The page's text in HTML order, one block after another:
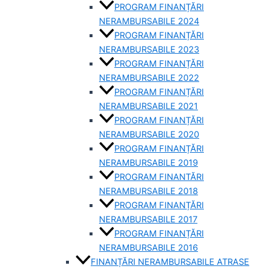
PROGRAM FINANȚĂRI
NERAMBURSABILE 2024
PROGRAM FINANȚĂRI
NERAMBURSABILE 2023
PROGRAM FINANȚĂRI
NERAMBURSABILE 2022
PROGRAM FINANȚĂRI
NERAMBURSABILE 2021
PROGRAM FINANȚĂRI
NERAMBURSABILE 2020
PROGRAM FINANȚĂRI
NERAMBURSABILE 2019
PROGRAM FINANTĂRI
NERAMBURSABILE 2018
PROGRAM FINANȚĂRI
NERAMBURSABILE 2017
PROGRAM FINANȚĂRI
NERAMBURSABILE 2016
FINANȚĂRI NERAMBURSABILE ATRASE